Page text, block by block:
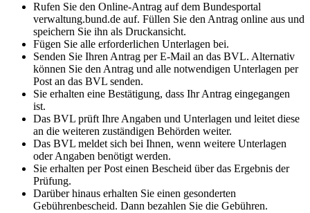
Rufen Sie den Online-Antrag auf dem Bundesportal
verwaltung.bund.de auf. Füllen Sie den Antrag online aus und
speichern Sie ihn als Druckansicht.
Fügen Sie alle erforderlichen Unterlagen bei.
Senden Sie Ihren Antrag per E-Mail an das BVL. Alternativ
können Sie den Antrag und alle notwendigen Unterlagen per
Post an das BVL senden.
Sie erhalten eine Bestätigung, dass Ihr Antrag eingegangen
ist.
Das BVL prüft Ihre Angaben und Unterlagen und leitet diese
an die weiteren zuständigen Behörden weiter.
Das BVL meldet sich bei Ihnen, wenn weitere Unterlagen
oder Angaben benötigt werden.
Sie erhalten per Post einen Bescheid über das Ergebnis der
Prüfung.
Darüber hinaus erhalten Sie einen gesonderten
Gebührenbescheid. Dann bezahlen Sie die Gebühren.